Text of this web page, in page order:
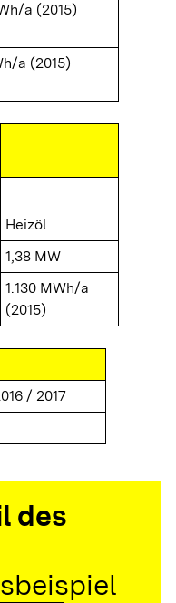
a (2015)
a (2015)
Heizöl
1,38 MW
1.130 MWh/a
(2015)
/ 2017
des